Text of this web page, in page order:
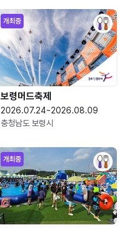
개최중
보령머드축제
2026.07.24~2026.08.09
충청남도 보령시
개최중